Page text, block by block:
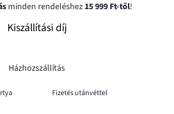
minden rendeléshez 15 999 Ft-től!
Kiszállítási díj
Házhozszállítás
Fizetés utánvéttel